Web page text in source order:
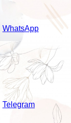
WhatsApp
Telegram